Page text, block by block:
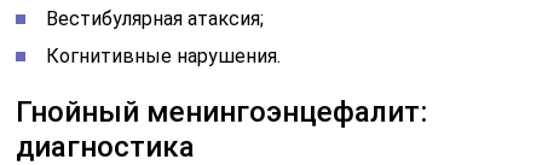
Вестибулярная атаксия;
Когнитивные нарушения.
Гнойный менингоэнцефалит:
диагностика